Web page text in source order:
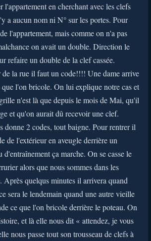
l'appartement en cherchant avec les clefs
a aucun nom ni N° sur les portes. Pour
l'appartement, mais comme on n'a pas
on avait un double. Direction le
refaire un double de la clef cassée.
la rue il faut un code!!!! Une dame arrive
que l'on bricole. On lui explique notre cas et
n'est là que depuis le mois de Mai, qu'il
et qu'on aurait dû recevoir une clef.
donne 2 codes, tout baigne. Pour rentrer il
de l'extérieur en aveugle derrière un
d'entraînement ça marche. On se casse le
alors que nous sommes dans les
Après quelqus minutes il arrivera quand
sera le lendemain quand une autre vieille
ce que l'on bricole derrière le poteau. On
et là elle nous dit « attendez, je vous
nous passe tout son trousseau de clefs à